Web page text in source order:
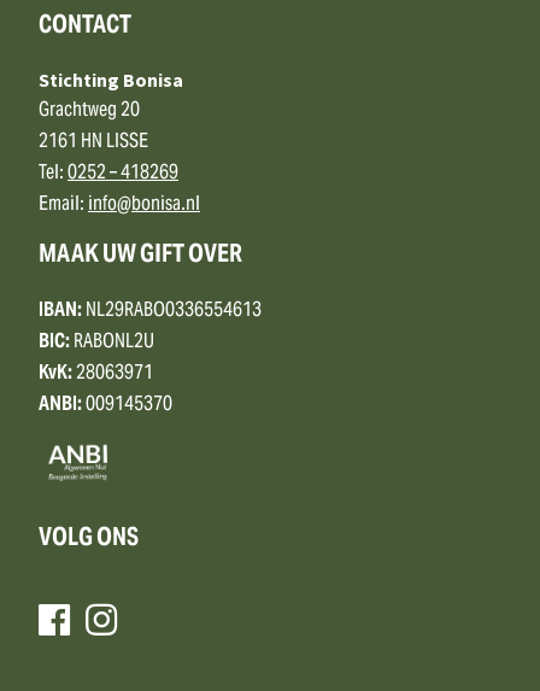
CONTACT
Stichting Bonisa
Grachtweg 20
2161 HN LISSE
Tel:0252 – 418269
Email:info@bonisa.nl
MAAK UW GIFT OVER
IBAN:NL29RABO0336554613
BIC:RABONL2U
KvK:28063971
ANBI:009145370
VOLG ONS